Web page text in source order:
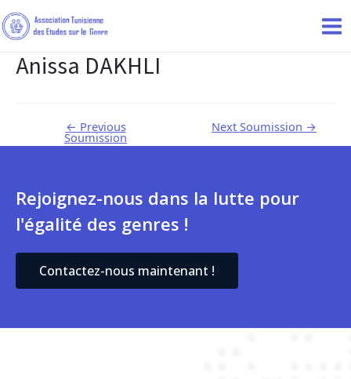
Anissa DAKHLI
← Previous
Soumission
Next Soumission →
Rejoignez-nous dans la lutte pour
l'égalité des genres !
Contactez-nous maintenant !